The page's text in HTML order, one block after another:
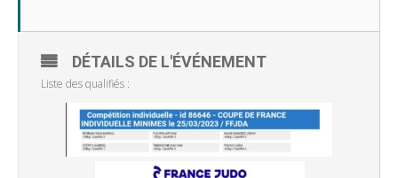
DÉTAILS DE L'ÉVÉNEMENT
Liste des qualifiés :